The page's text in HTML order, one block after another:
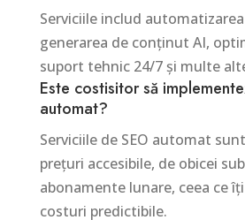
Serviciile includ
generarea de conținut AI,
suport tehnic 24/7 și multe
Este costisitor să
automat?
Serviciile de SEO automat
prețuri accesibile, de obicei
abonamente lunare, ceea ce
costuri predictibile.